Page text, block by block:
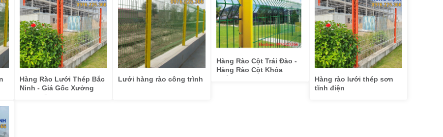
Hàng Rào Lưới Thép Bắc
Ninh - Giá Gốc Xưởng
Sản Xuất
Lưới hàng rào công trình
Hàng Rào Cột Trái Đào -
Hàng Rào Cột Khóa
Thông Minh
Hàng rào lưới thép sơn
tĩnh điện